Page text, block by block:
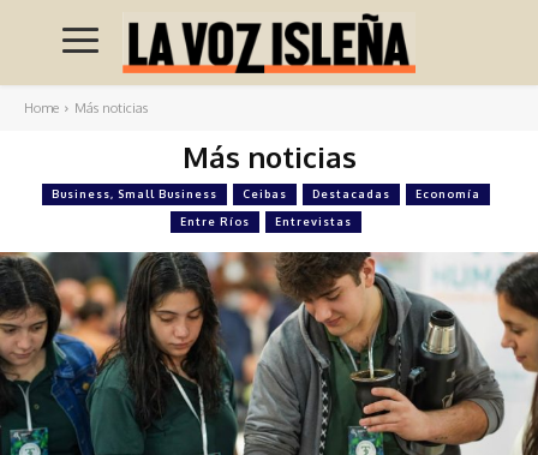
Home Más noticias
Más noticias
Business, Small Business Ceibas Destacadas Economía
Entre Ríos Entrevistas